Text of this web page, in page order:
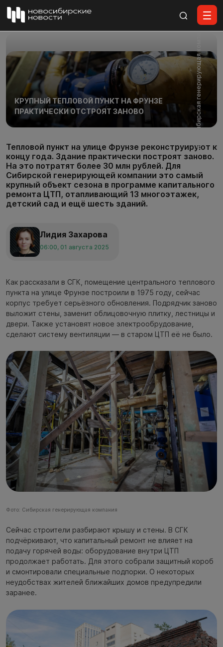
Фото: Сибирская генерирующая компания
КРУПНЫЙ ТЕПЛОВОЙ ПУНКТ НА ФРУНЗЕ
ПРАКТИЧЕСКИ ОТСТРОЯТ ЗАНОВО
Тепловой пункт на улице Фрунзе реконструируют к
концу года. Здание практически построят заново.
На это потратят более 30 млн рублей. Для
Сибирской генерирующей компании это самый
крупный объект сезона в программе капитального
ремонта ЦТП, отапливающий 13 многоэтажек,
детский сад и ещё шесть зданий.
Лидия Захарова
06:00, 01 августа 2025
Как рассказали в СГК, помещение центрального теплового
пункта на улице Фрунзе построили в 1975 году, сейчас
корпус требует серьёзного обновления. Подрядчик заново
выложит стены, заменит облицовочную плитку, лестницы и
двери. Также установят новое электрообрудование,
сделают систему вентиляции — в старом ЦТП её не было.
Фото: Сибирская генерирующая компания
Сейчас строители разбирают крышу и стены. В СГК
подчёркивают, что капитальный ремонт не влияет на
подачу горячей воды: оборудование внутри ЦТП
продолжает работать. Для этого собрали защитный короб
и смонтировали специальные подпорки. О некоторых
неудобствах жителей ближайших домов предупредили
заранее.